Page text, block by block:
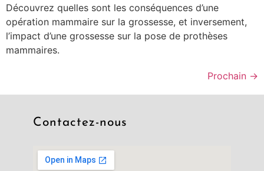
Découvrez quelles sont les conséquences d’une
opération mammaire sur la grossesse, et inversement,
l’impact d’une grossesse sur la pose de prothèses
mammaires.
Prochain →
Contactez-nous